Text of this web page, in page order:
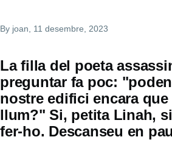
By joan , 11 desembre, 2023
La filla del poeta
preguntar fa poc:
nostre edifici encara
llum?" Si, petita Linah,
fer-ho. Descanseu en